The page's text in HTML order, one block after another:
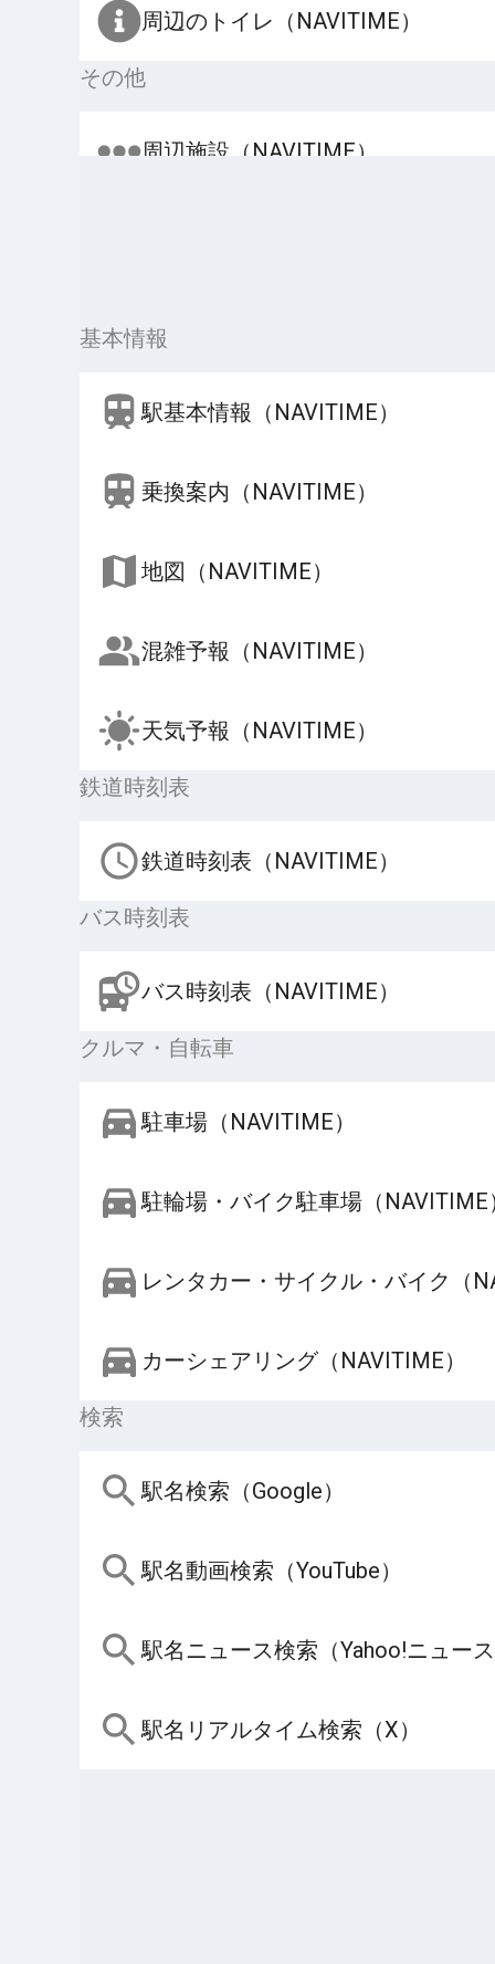
周辺のトイレ（NAVITIME）
その他
周辺施設（NAVITIME）
基本情報
駅基本情報（NAVITIME）
乗換案内（NAVITIME）
地図（NAVITIME）
混雑予報（NAVITIME）
天気予報（NAVITIME）
鉄道時刻表
鉄道時刻表（NAVITIME）
バス時刻表
バス時刻表（NAVITIME）
クルマ・自転車
駐車場（NAVITIME）
駐輪場・バイク駐車場（NAVITIME
レンタカー・サイクル・バイク（
カーシェアリング（NAVITIME）
検索
駅名検索（Google）
駅名動画検索（YouTube）
駅名ニュース検索（Yahoo!ニュー
駅名リアルタイム検索（X）